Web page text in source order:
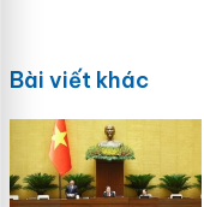
Bài viết khác